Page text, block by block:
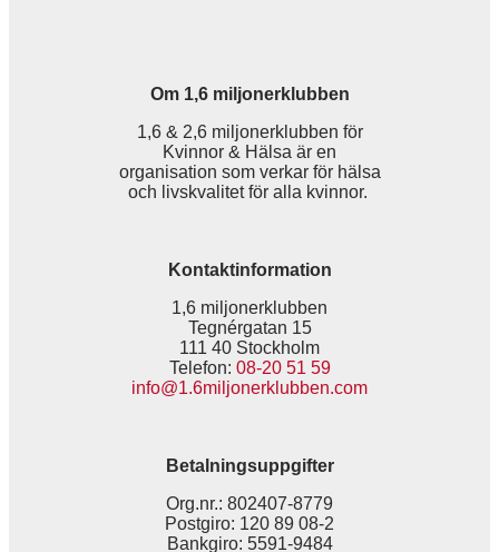
Om 1,6 miljonerklubben
1,6 & 2,6 miljonerklubben för
Kvinnor & Hälsa är en
organisation som verkar för hälsa
och livskvalitet för alla kvinnor.
Kontaktinformation
1,6 miljonerklubben
Tegnérgatan 15
111 40 Stockholm
Telefon: 08-20 51 59
info@1.6miljonerklubben.com
Betalningsuppgifter
Org.nr.: 802407-8779
Postgiro: 120 89 08-2
Bankgiro: 5591-9484